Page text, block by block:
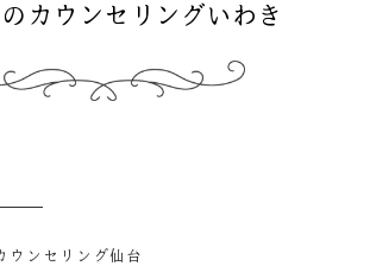
カウンセリングいわき
ウンセリング仙台